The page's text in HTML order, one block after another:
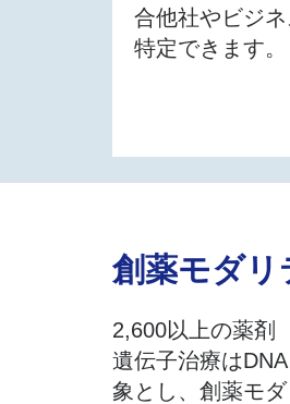
合他社やビジ
特定できます。
創薬モダリ
2,600以上の薬剤
遺伝子治療は
象とし、創薬モ